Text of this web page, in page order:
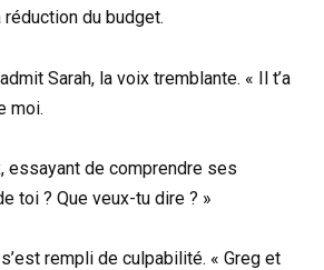
réduction du budget.
Sarah, la voix tremblante. « Il t’a
moi.
essayant de comprendre ses
toi ? Que veux-tu dire ? »
rempli de culpabilité. « Greg et